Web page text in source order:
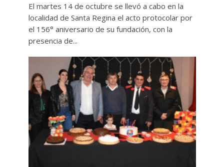
El martes 14 de octubre se llevó a cabo en la
localidad de Santa Regina el acto protocolar por
el 156° aniversario de su fundación, con la
presencia de...